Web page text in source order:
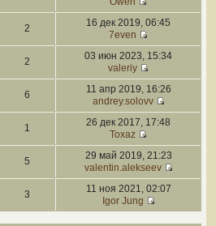
2
16 дек 2019, 06:45
7even
2
03 июн 2023, 15:34
valeriy
6
11 апр 2019, 16:26
andrey.solovv
1
26 дек 2017, 17:48
Toxaz
5
29 май 2019, 21:23
valentin.alekseev
3
11 ноя 2021, 02:07
Igor Jung